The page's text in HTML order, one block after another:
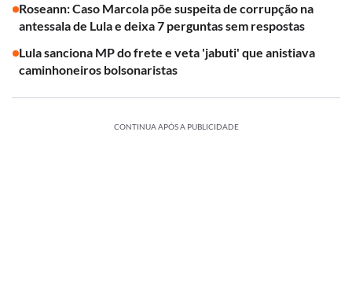
Roseann: Caso Marcola põe suspeita de corrupção na
antessala de Lula e deixa 7 perguntas sem respostas
Lula sanciona MP do frete e veta 'jabuti' que anistiava
caminhoneiros bolsonaristas
CONTINUA APÓS A PUBLICIDADE